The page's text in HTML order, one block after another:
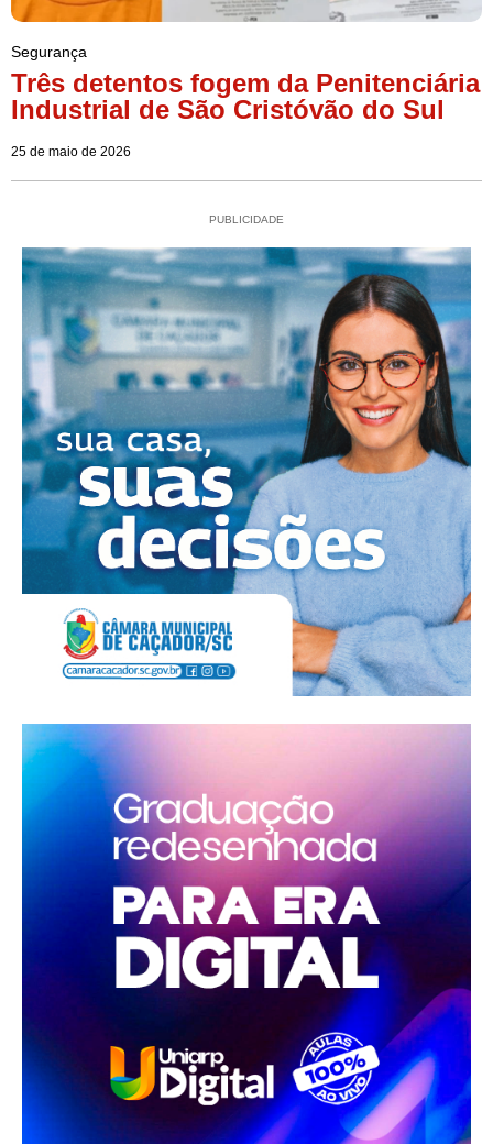
Segurança
Três detentos fogem da Penitenciária
Industrial de São Cristóvão do Sul
25 de maio de 2026
PUBLICIDADE